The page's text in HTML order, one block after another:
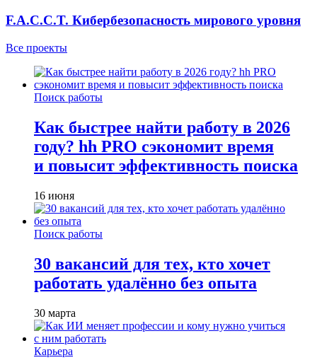
F.A.C.C.T. Кибербезопасность мирового уровня
Все проекты
Поиск работы
Как быстрее найти работу в 2026
году? hh PRO сэкономит время
и повысит эффективность поиска
16 июня
Поиск работы
30 вакансий для тех, кто хочет
работать удалённо без опыта
30 марта
Карьера